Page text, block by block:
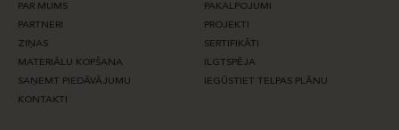
PAR MUMS
PAKALPOJUMI
PARTNERI
PROJEKTI
ZIŅAS
SERTIFIKĀTI
MATERIĀLU KOPŠANA
ILGTSPĒJA
SAŅEMT PIEDĀVĀJUMU
IEGŪSTIET TELPAS PLĀNU
KONTAKTI